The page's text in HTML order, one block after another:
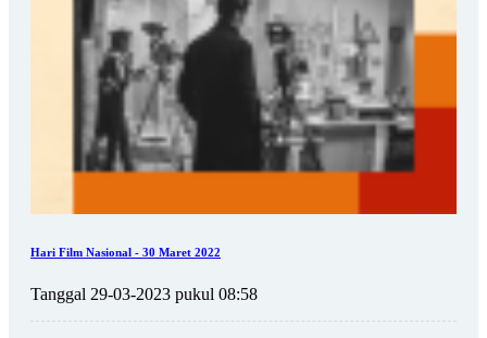
Hari Film Nasional - 30 Maret 2022
Tanggal 29-03-2023 pukul 08:58